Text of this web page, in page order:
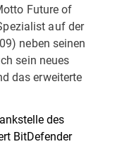
Future of
auf der
neben seinen
sein neues
das erweiterte
des
BitDefender